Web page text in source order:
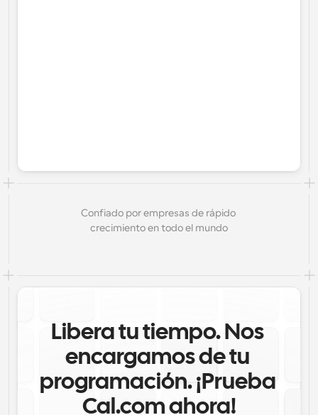
Confiado por empresas de rápido
crecimiento en todo el mundo
Libera tu tiempo. Nos
encargamos de tu
programación. ¡Prueba
Cal.com ahora!